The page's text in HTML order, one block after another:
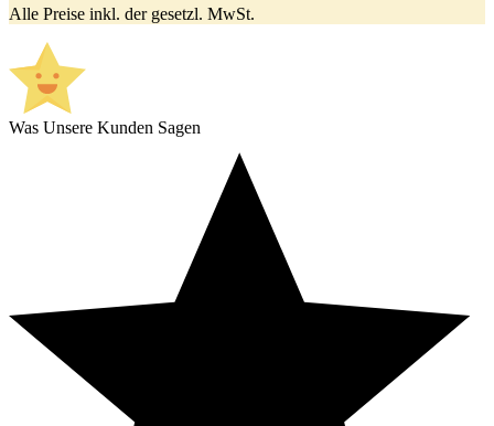
Alle Preise inkl. der gesetzl. MwSt.
Was Unsere Kunden Sagen